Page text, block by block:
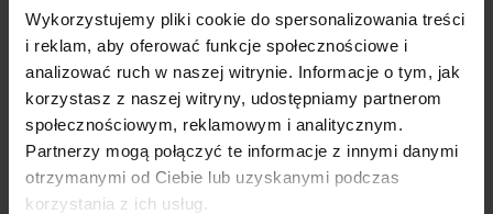
Wykorzystujemy pliki cookie do spersonalizowania treści
i reklam, aby oferować funkcje społecznościowe i
analizować ruch w naszej witrynie. Informacje o tym, jak
korzystasz z naszej witryny, udostępniamy partnerom
społecznościowym, reklamowym i analitycznym.
Partnerzy mogą połączyć te informacje z innymi danymi
otrzymanymi od Ciebie lub uzyskanymi podczas
korzystania z ich usług.
Kielce,Catering na przyjęcie Kielce, Catering imprezowy
Kielce,Catering na imprezy Kielce,Partybox Kielce ,
Kielce impreza,Catering przekąski Kielce,Catering
świąteczny Kielce,Jedzenie impreza firmowa Kielce.
Jak zamówić PartyBox?